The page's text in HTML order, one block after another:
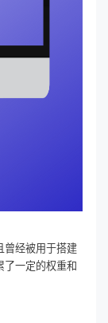
曾经被用于搭建
了一定的权重和